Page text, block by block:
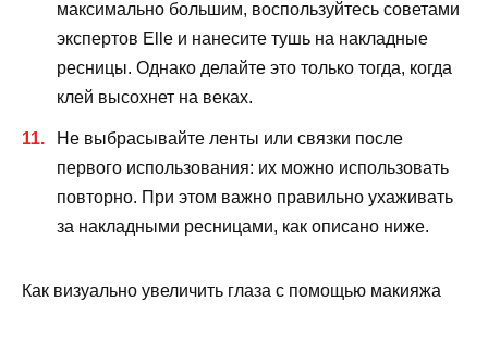
максимально большим, воспользуйтесь советами
экспертов Elle и нанесите тушь на накладные
ресницы. Однако делайте это только тогда, когда
клей высохнет на веках.
Не выбрасывайте ленты или связки после
первого использования: их можно использовать
повторно. При этом важно правильно ухаживать
за накладными ресницами, как описано ниже.
Как визуально увеличить глаза с помощью макияжа